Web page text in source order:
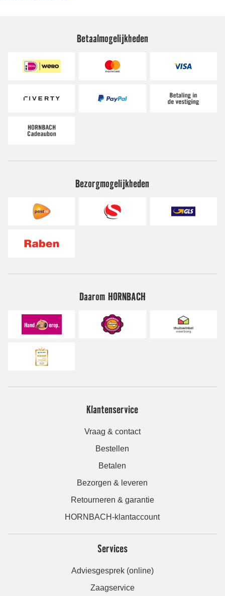
Betaalmogelijkheden
Bezorgmogelijkheden
Daarom HORNBACH
Klantenservice
Vraag & contact
Bestellen
Betalen
Bezorgen & leveren
Retourneren & garantie
HORNBACH-klantaccount
Services
Adviesgesprek (online)
Zaagservice